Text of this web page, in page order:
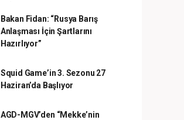
Bakan Fidan: “Rusya Barış
Anlaşması İçin Şartlarını
Hazırlıyor”
Squid Game’in 3. Sezonu 27
Haziran’da Başlıyor
AGD-MGV’den “Mekke’nin